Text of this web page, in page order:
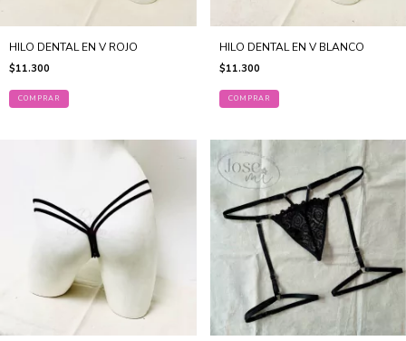
HILO DENTAL EN V ROJO
$11.300
COMPRAR
HILO DENTAL EN V BLANCO
$11.300
COMPRAR